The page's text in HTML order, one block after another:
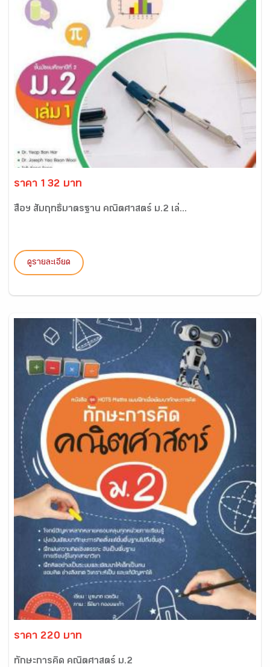
ราคา 132 บาท
สื่อฯ สัมฤทธิ์มาตรฐาน คณิตศาสตร์ ม.2 เล่...
ดูรายละเอียด
ราคา 220 บาท
ทักษะการคิด คณิตศาสตร์ ม.2